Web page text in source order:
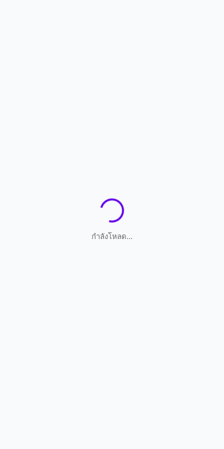
กำลังโหลด...